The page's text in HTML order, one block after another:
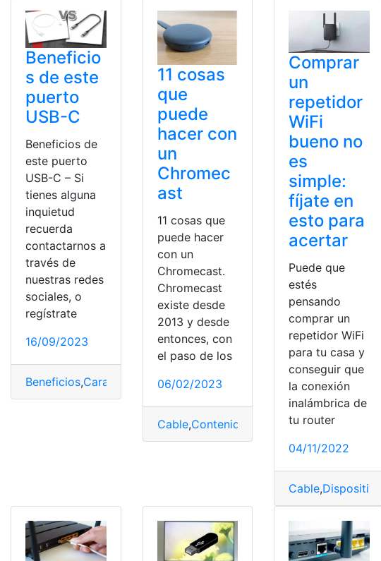
Beneficio
s de este
puerto
USB-C
Beneficios de
este puerto
USB-C – Si
tienes alguna
inquietud
recuerda
contactarnos a
través de
nuestras redes
sociales, o
regístrate
16/09/2023
Beneficios,Características,Puerto,Razones
11 cosas
que
puede
hacer con
un
Chromec
ast
11 cosas que
puede hacer
con un
Chromecast.
Chromecast
existe desde
2013 y desde
entonces, con
el paso de los
06/02/2023
Cable,Contenido Modelo,Puerto,Versión
Comprar
un
repetidor
WiFi
bueno no
es
simple:
fíjate en
esto para
acertar
Puede que
estés
pensando
comprar un
repetidor WiFi
para tu casa y
conseguir que
la conexión
inalámbrica de
tu router
04/11/2022
Cable,Dispositivo